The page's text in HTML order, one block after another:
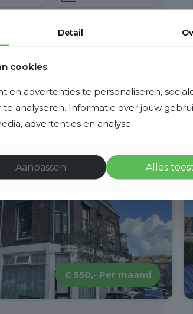
Bekijk deze woning
€ 550,- Per maand
Detail
cookies
en advertenties te personaliseren,
analyseren. Informatie over jouw
advertenties en analyse.
Aanpassen Alles